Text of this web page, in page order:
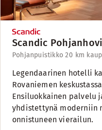
Scandic Pohjanhovi
Pohjanpuistikko 20 km
Legendaarinen hotelli
Rovaniemen
Ensiluokkainen palvelu
yhdistettynä moderniin
onnistuneen vierailun.